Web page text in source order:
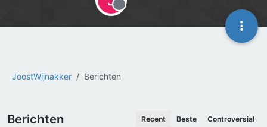
JoostWijnakker Berichten
Offline
Berichten Recent Beste Controversial